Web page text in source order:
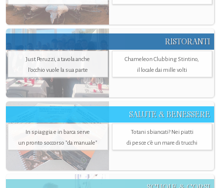
RISTORANTI
Just Peruzzi, a tavola anche
l’occhio vuole la sua parte
Chameleon Clubbing Stintino,
il locale dai mille volti
SALUTE & BENESSERE
In spiaggia e in barca serve
un pronto soccorso "da manuale"
Totani sbiancati? Nei piatti
di pesce c'è un mare di trucchi